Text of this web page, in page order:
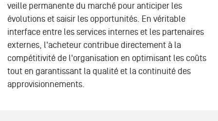
veille permanente du marché pour anticiper les
évolutions et saisir les opportunités. En véritable
interface entre les services internes et les partenaires
externes, l'acheteur contribue directement à la
compétitivité de l'organisation en optimisant les coûts
tout en garantissant la qualité et la continuité des
approvisionnements.